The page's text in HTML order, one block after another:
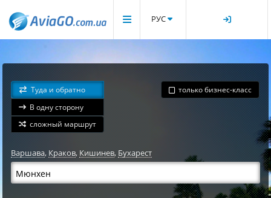
РУС
Туда и обратно
В одну сторону
сложный маршрут
только бизнес-класс
Варшава, Краков,Кишинев,Бухарест